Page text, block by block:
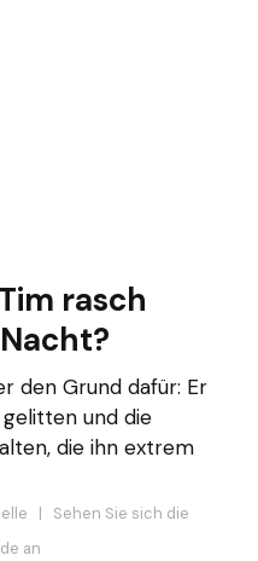
rasch
den Grund dafür: Er
und die
die ihn extrem
| Sehen Sie sich die
an